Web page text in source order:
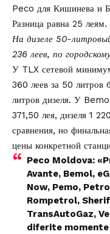
Peco для Кишинева и
Разница равна 25 леям.
На дизеле 50-
236 леев, по
У TLX сетевой
360 леев за 50 литров
литров дизеля. У
371,50 лея, дизеля 1
сравнения, но
цены конкретной
Peco Moldova:
Avante, Bemol,
Now, Pemo,
Rompetrol,
TransAutoGaz,
diferite momente